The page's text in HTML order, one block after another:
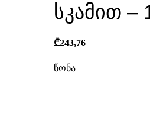
სკამით
₾243,76
წონა